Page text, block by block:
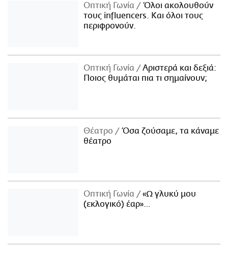
Οπτική Γωνία
Όλοι ακολουθούν
τους influencers. Και όλοι τους
περιφρονούν.
Οπτική Γωνία
Αριστερά και δεξιά:
Ποιος θυμάται πια τι σημαίνουν;
Θέατρο
Όσα ζούσαμε, τα κάναμε
θέατρο
Οπτική Γωνία
«Ω γλυκύ μου
(εκλογικό) έαρ»…